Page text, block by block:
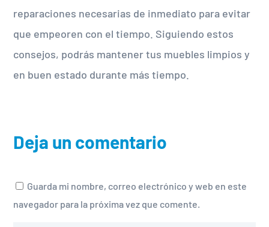
reparaciones necesarias de inmediato para evitar
que empeoren con el tiempo. Siguiendo estos
consejos, podrás mantener tus muebles limpios y
en buen estado durante más tiempo.
Deja un comentario
Guarda mi nombre, correo electrónico y web en este
navegador para la próxima vez que comente.